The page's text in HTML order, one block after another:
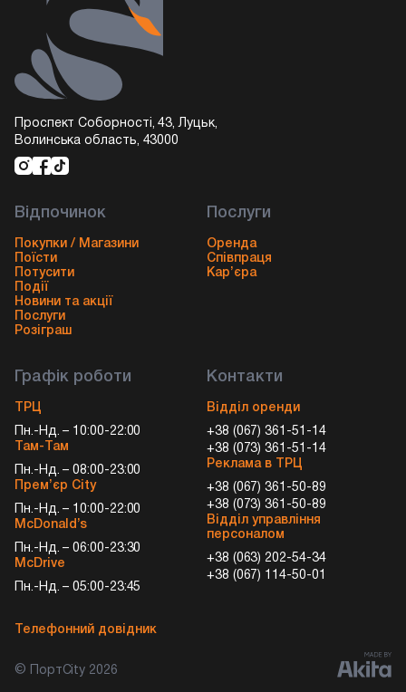
Проспект Соборності, 43, Луцьк,
Волинська область, 43000
Відпочинок
Покупки / Магазини
Поїсти
Потусити
Події
Новини та акції
Послуги
Розіграш
Послуги
Оренда
Співпраця
Кар’єра
Графік роботи
ТРЦ
Пн.-Нд. – 10:00-22:00
Там-Там
Пн.-Нд. – 08:00-23:00
Прем’єр City
Пн.-Нд. – 10:00-22:00
McDonald’s
Пн.-Нд. – 06:00-23:30
McDrive
Пн.-Нд. – 05:00-23:45
Контакти
Відділ оренди
+38 (067) 361-51-14
+38 (073) 361-51-14
Реклама в ТРЦ
+38 (067) 361-50-89
+38 (073) 361-50-89
Відділ управління
персоналом
+38 (063) 202-54-34
+38 (067) 114-50-01
© ПортCity 2026
Телефонний довідник